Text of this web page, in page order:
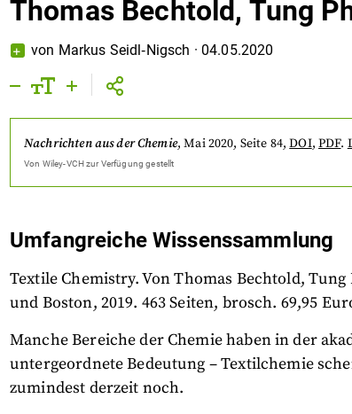
Thomas Bechtold, Tung
von Markus Seidl‐Nigsch · 04.05.2020
Nachrichten aus der Chemie,Mai 2020, Seite 84,DOI,PDF.
Von Wiley-VCHzur Verfügung gestellt
Umfangreiche Wissenssammlung
Textile Chemistry. Von Thomas Bechtold,
und Boston, 2019. 463 Seiten, brosch. 69,95
Manche Bereiche der Chemie haben in der
untergeordnete Bedeutung – Textilchemie
zumindest derzeit noch.